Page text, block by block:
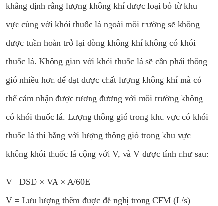
khẳng định rằng lượng không khí được loại bỏ từ khu
vực cùng với khói thuốc lá ngoài môi trường sẽ không
được tuần hoàn trở lại dòng không khí không có khói
thuốc lá. Không gian với khói thuốc lá sẽ cần phải thông
gió nhiều hơn để đạt được chất lượng không khí mà có
thể cảm nhận được tương đương với môi trường không
có khói thuốc lá. Lượng thông gió trong khu vực có khói
thuốc lá thì bằng với lượng thông gió trong khu vực
không khói thuốc lá cộng với V, và V được tính như sau:
V= DSD × VA × A/60E
V = Lưu lượng thêm được đề nghị trong CFM (L/s)